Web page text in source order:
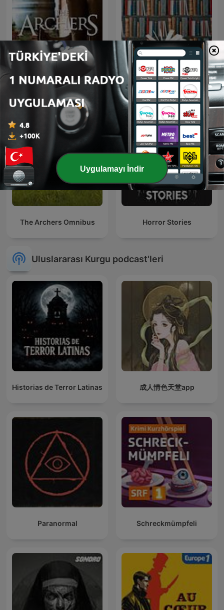
The Archers Classic Books
The Archers Omnibus Horror Stories
Uluslararası Kurgu podcast'leri
Historias de Terror Latinas 成人情色天堂app
Paranormal Schreckmümpfeli
Uygulamayı İndir